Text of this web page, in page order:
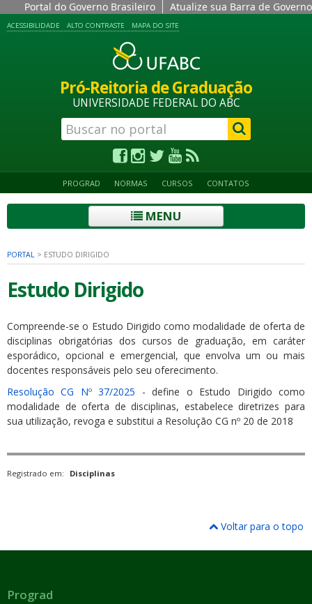
Portal do Governo Brasileiro Atualize sua Barra de Governo
ACESSIBILIDADE ALTO CONTRASTE MAPA DO SITE
Pró-Reitoria de Graduação
UNIVERSIDADE FEDERAL DO ABC
PROGRAD NORMAS CURSOS CONTATOS
MENU
PORTAL > ESTUDO DIRIGIDO
Estudo Dirigido
Compreende-se o Estudo Dirigido como modalidade de oferta de
disciplinas obrigatórias dos cursos de graduação, em caráter
esporádico, opcional e emergencial, que envolva um ou mais
docentes responsáveis pelo seu oferecimento.
Resolução CG Nº 37/2025 - define o Estudo Dirigido como
modalidade de oferta de disciplinas, estabelece diretrizes para
sua utilização, revoga e substitui a Resolução CG nº 20 de 2018
Registrado em: Disciplinas
Voltar para o topo
Prograd